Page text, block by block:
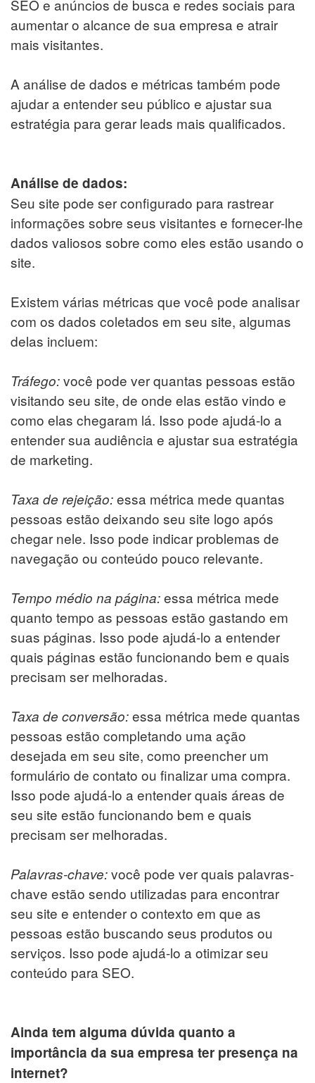
SEO e anúncios de busca e redes sociais para
aumentar o alcance de sua empresa e atrair
mais visitantes.
A análise de dados e métricas também pode
ajudar a entender seu público e ajustar sua
estratégia para gerar leads mais qualificados.
Análise de dados:
Seu site pode ser configurado para rastrear
informações sobre seus visitantes e fornecer-lhe
dados valiosos sobre como eles estão usando o
site.
Existem várias métricas que você pode analisar
com os dados coletados em seu site, algumas
delas incluem:
Tráfego:você pode ver quantas pessoas estão
visitando seu site, de onde elas estão vindo e
como elas chegaram lá. Isso pode ajudá-lo a
entender sua audiência e ajustar sua estratégia
de marketing.
Taxa de rejeição:essa métrica mede quantas
pessoas estão deixando seu site logo após
chegar nele. Isso pode indicar problemas de
navegação ou conteúdo pouco relevante.
Tempo médio na página:essa métrica mede
quanto tempo as pessoas estão gastando em
suas páginas. Isso pode ajudá-lo a entender
quais páginas estão funcionando bem e quais
precisam ser melhoradas.
Taxa de conversão:essa métrica mede quantas
pessoas estão completando uma ação
desejada em seu site, como preencher um
formulário de contato ou finalizar uma compra.
Isso pode ajudá-lo a entender quais áreas de
seu site estão funcionando bem e quais
precisam ser melhoradas.
Palavras-chave:você pode ver quais palavras-
chave estão sendo utilizadas para encontrar
seu site e entender o contexto em que as
pessoas estão buscando seus produtos ou
serviços. Isso pode ajudá-lo a otimizar seu
conteúdo para SEO.
Ainda tem alguma dúvida quanto a
importância da sua empresa ter presença na
internet?